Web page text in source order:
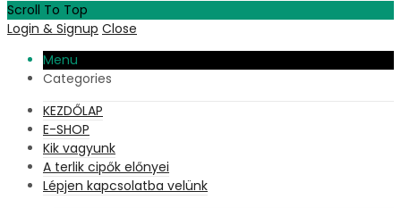
Scroll To Top
Login & Signup Close
Menu
Categories
KEZDŐLAP
E-SHOP
Kik vagyunk
A terlik cipők előnyei
Lépjen kapcsolatba velünk